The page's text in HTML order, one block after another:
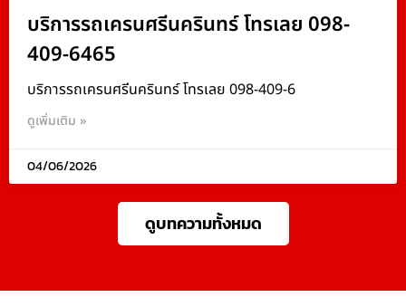
บริการรถเครนศรีนครินทร์ โทรเลย 098-
409-6465
บริการรถเครนศรีนครินทร์ โทรเลย 098-409-6
ดูเพิ่มเติม »
04/06/2026
ดูบทความทั้งหมด